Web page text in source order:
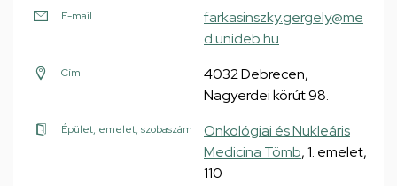
E-mail
farkasinszky.gergely@me
d.unideb.hu
Cím
4032 Debrecen,
Nagyerdei körút 98.
Épület, emelet, szobaszám
Onkológiai és Nukleáris
Medicina Tömb, 1. emelet,
110